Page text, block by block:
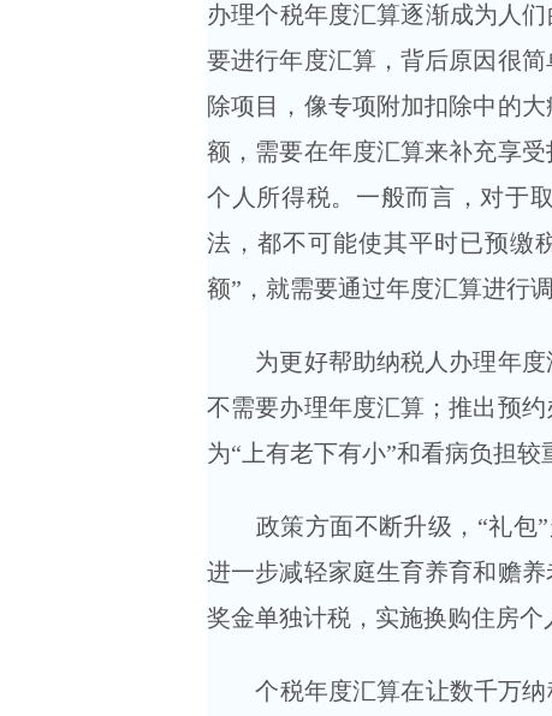
办理个税年度汇算逐渐成为人
要进行年度汇算，背后原因很
除项目，像专项附加扣除中的
额，需要在年度汇算来补充享
个人所得税。一般而言，对于
法，都不可能使其平时已预缴
额”，就需要通过年度汇算进行调
为更好帮助纳税人办理年度
不需要办理年度汇算；推出预
为“上有老下有小”和看病负担较
政策方面不断升级，“礼包”
进一步减轻家庭生育养育和赡
奖金单独计税，实施换购住房个
个税年度汇算在让数千万纳